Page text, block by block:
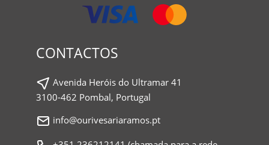
CONTACTOS
Avenida Heróis do Ultramar 41
3100-462 Pombal, Portugal
info@ourivesariaramos.pt